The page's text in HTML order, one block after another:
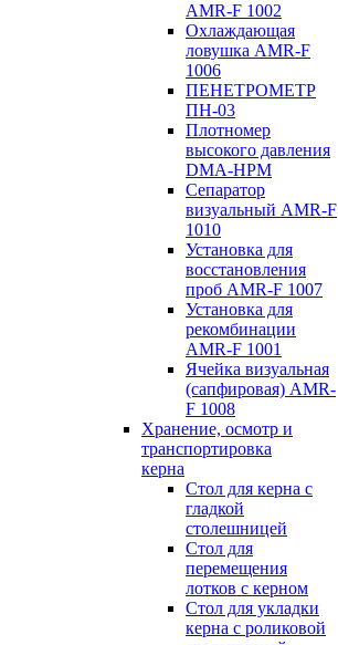
AMR-F 1002
Охлаждающая
ловушка AMR-F
1006
ПЕНЕТРОМЕТР
ПН-03
Плотномер
высокого давления
DMA-HPM
Сепаратор
визуальный AMR-F
1010
Установка для
восстановления
проб AMR-F 1007
Установка для
рекомбинации
AMR-F 1001
Ячейка визуальная
(сапфировая) AMR-
F 1008
Хранение, осмотр и
транспортировка
керна
Стол для керна с
гладкой
столешницей
Стол для
перемещения
лотков с керном
Стол для укладки
керна с роликовой